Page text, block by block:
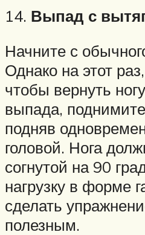
14. Выпад с
Начните с
Однако на этот
чтобы вернуть
выпада,
подняв
головой. Нога
согнутой на 90
нагрузку в форме
сделать
полезным.